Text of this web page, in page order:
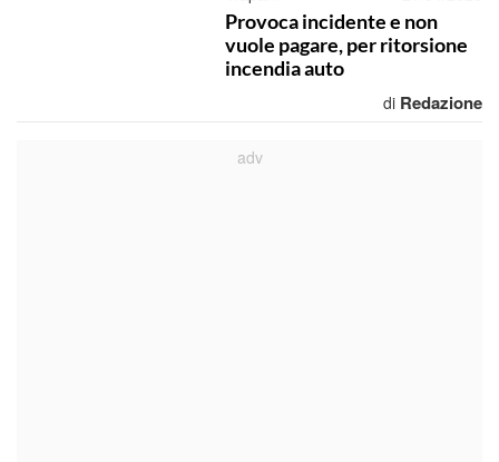
Provoca incidente e non
vuole pagare, per ritorsione
incendia auto
di Redazione